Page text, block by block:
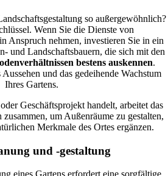
so außergewöhnlich?
Wenn Sie die Dienste von
Anspruch nehmen, investieren Sie in ein
und Landschaftsbauern, die sich mit den
bestens auskennen.
und das gedeihende Wachstum
Ihres Gartens.
Geschäftsprojekt handelt, arbeitet das
um Außenräume zu gestalten,
Merkmale des Ortes ergänzen.
und -gestaltung